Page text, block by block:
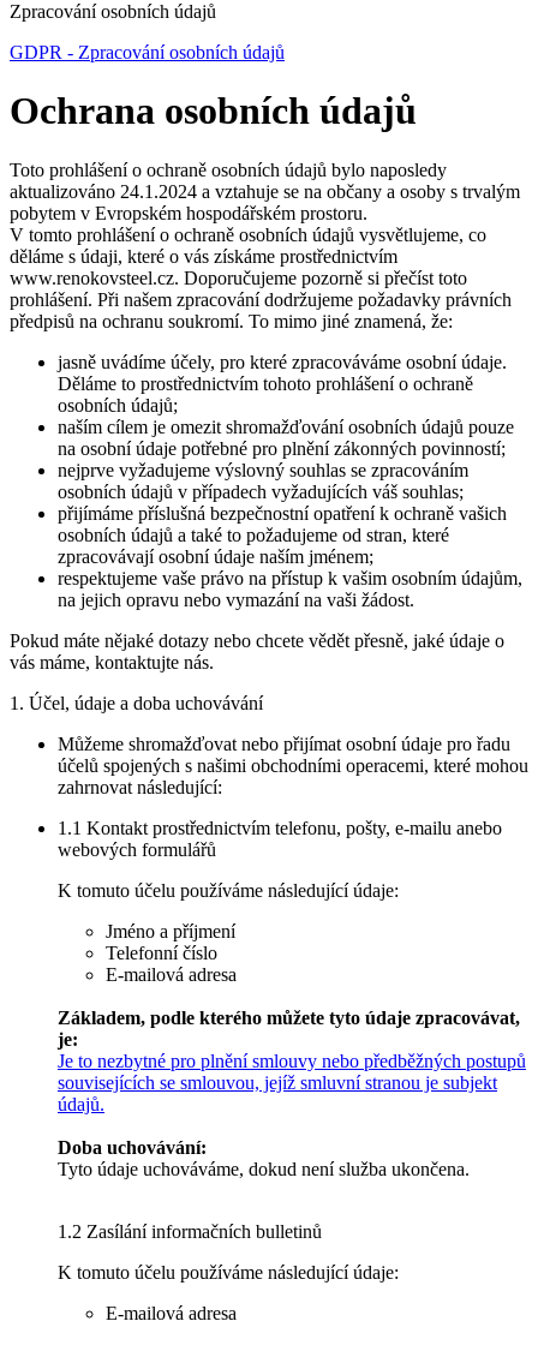
Zpracování osobních údajů
GDPR - Zpracování osobních údajů
Ochrana osobních údajů
Toto prohlášení o ochraně osobních údajů bylo naposledy
aktualizováno 24.1.2024 a vztahuje se na občany a osoby s trvalým
pobytem v Evropském hospodářském prostoru.
V tomto prohlášení o ochraně osobních údajů vysvětlujeme, co
děláme s údaji, které o vás získáme prostřednictvím
www.renokovsteel.cz. Doporučujeme pozorně si přečíst toto
prohlášení. Při našem zpracování dodržujeme požadavky právních
předpisů na ochranu soukromí. To mimo jiné znamená, že:
jasně uvádíme účely, pro které zpracováváme osobní údaje.
Děláme to prostřednictvím tohoto prohlášení o ochraně
osobních údajů;
naším cílem je omezit shromažďování osobních údajů pouze
na osobní údaje potřebné pro plnění zákonných povinností;
nejprve vyžadujeme výslovný souhlas se zpracováním
osobních údajů v případech vyžadujících váš souhlas;
přijímáme příslušná bezpečnostní opatření k ochraně vašich
osobních údajů a také to požadujeme od stran, které
zpracovávají osobní údaje naším jménem;
respektujeme vaše právo na přístup k vašim osobním údajům,
na jejich opravu nebo vymazání na vaši žádost.
Pokud máte nějaké dotazy nebo chcete vědět přesně, jaké údaje o
vás máme, kontaktujte nás.
1. Účel, údaje a doba uchovávání
Můžeme shromažďovat nebo přijímat osobní údaje pro řadu
účelů spojených s našimi obchodními operacemi, které mohou
zahrnovat následující:
1.1 Kontakt prostřednictvím telefonu, pošty, e-mailu anebo
webových formulářů
K tomuto účelu používáme následující údaje:
Jméno a příjmení
Telefonní číslo
E-mailová adresa
Základem, podle kterého můžete tyto údaje zpracovávat,
je:
Je to nezbytné pro plnění smlouvy nebo předběžných postupů
souvisejících se smlouvou, jejíž smluvní stranou je subjekt
údajů.
Doba uchovávání:
Tyto údaje uchováváme, dokud není služba ukončena.
1.2 Zasílání informačních bulletinů
K tomuto účelu používáme následující údaje:
E-mailová adresa